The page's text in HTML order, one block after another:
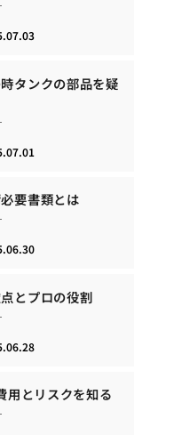
タンクの部品を疑
要書類とは
とプロの役割
用とリスクを知る